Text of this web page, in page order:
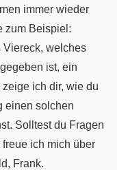
immer wieder
zum Beispiel:
Viereck, welches
ist, ein
ich dir, wie du
einen solchen
Solltest du Fragen
ich mich über
Frank.